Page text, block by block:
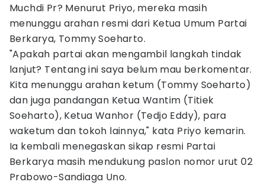
Muchdi Pr? Menurut Priyo, mereka masih
menunggu arahan resmi dari Ketua Umum Partai
Berkarya, Tommy Soeharto.
"Apakah partai akan mengambil langkah tindak
lanjut? Tentang ini saya belum mau berkomentar.
Kita menunggu arahan ketum (Tommy Soeharto)
dan juga pandangan Ketua Wantim (Titiek
Soeharto), Ketua Wanhor (Tedjo Eddy), para
waketum dan tokoh lainnya," kata Priyo kemarin.
Ia kembali menegaskan sikap resmi Partai
Berkarya masih mendukung paslon nomor urut 02
Prabowo-Sandiaga Uno.